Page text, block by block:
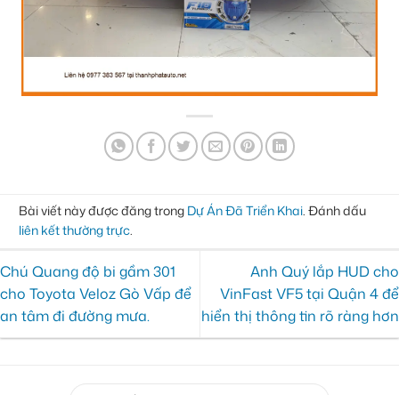
Bài viết này được đăng trong Dự Án Đã Triển Khai. Đánh dấu
liên kết thường trực.
Chú Quang độ bi gầm 301
cho Toyota Veloz Gò Vấp để
an tâm đi đường mưa.
Anh Quý lắp HUD cho
VinFast VF5 tại Quận 4 để
hiển thị thông tin rõ ràng hơn